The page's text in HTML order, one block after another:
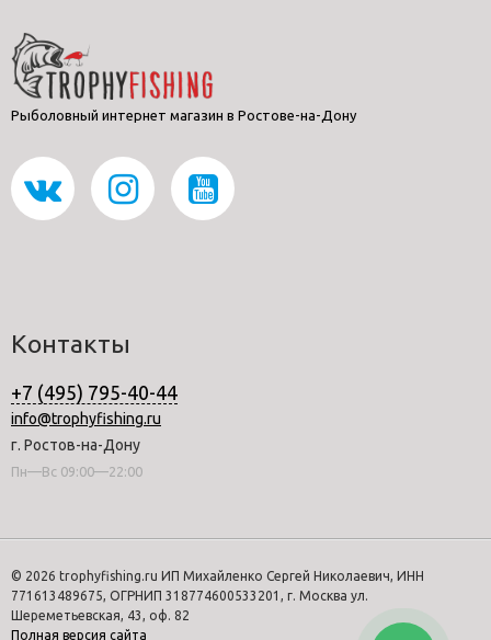
Рыболовный интернет магазин в Ростове-на-Дону
Контакты
+7 (495) 795-40-44
info@trophyfishing.ru
г. Ростов-на-Дону
Пн—Вс 09:00—22:00
© 2026 trophyfishing.ru ИП Михайленко Сергей Николаевич, ИНН
771613489675, ОГРНИП 318774600533201, г. Москва ул.
Шереметьевская, 43, оф. 82
Полная версия сайта